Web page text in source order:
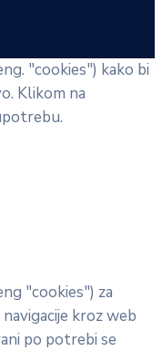
"cookies") kako bi
Klikom na
"cookies") za
kroz web
po potrebi se